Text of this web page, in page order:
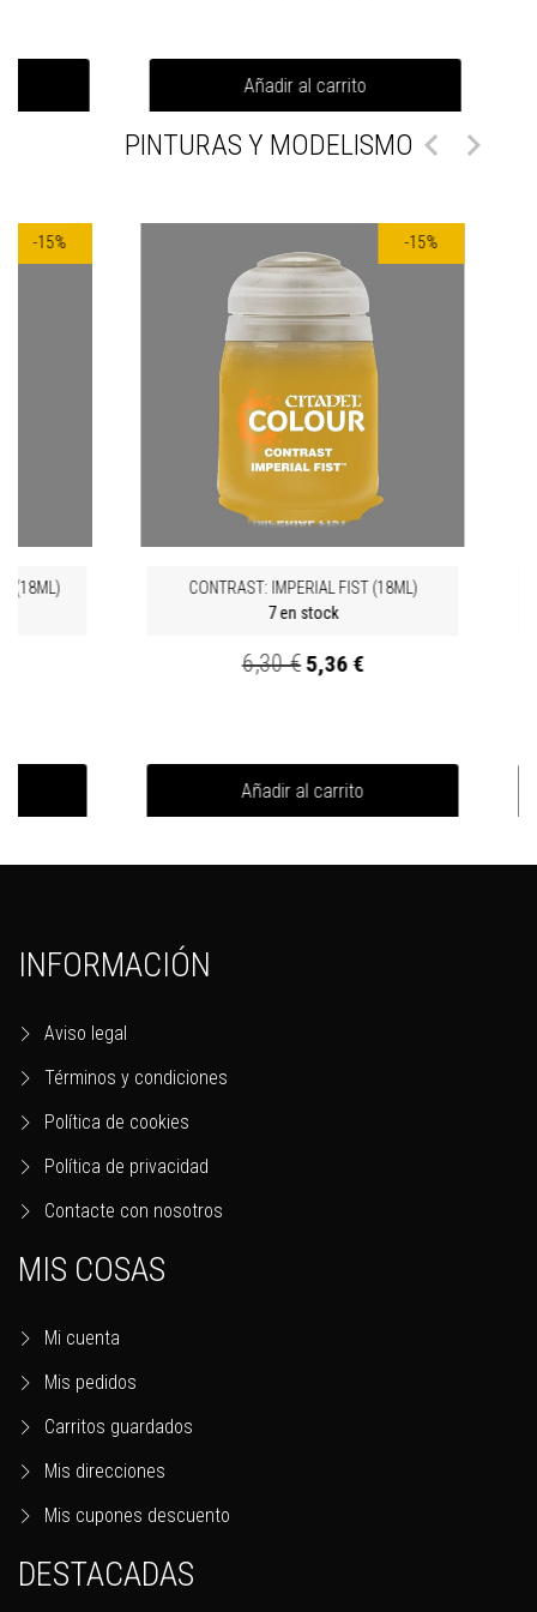
Añadir al carrito
-15%
SLAVES TO DARKNESS: DAEMON PRINCE
1 en stock
PINTURAS Y MODELISMO 
-15%
(18ML)
-15%
CONTRAST: IMPERIAL FIST (18ML)
7 en stock
6,30 €5,36 €
Añadir al carrito
CONTRAST: GUILLIMAN FLESH (18ML)
INFORMACIÓN
Aviso legal
Términos y condiciones
Política de cookies
Política de privacidad
Contacte con nosotros
MIS COSAS
Mi cuenta
Mis pedidos
Carritos guardados
Mis direcciones
Mis cupones descuento
DESTACADAS